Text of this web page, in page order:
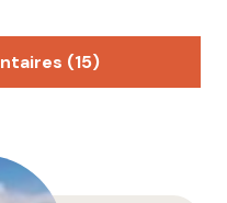
(15)
à vous proposer pour
de vos suggestions et